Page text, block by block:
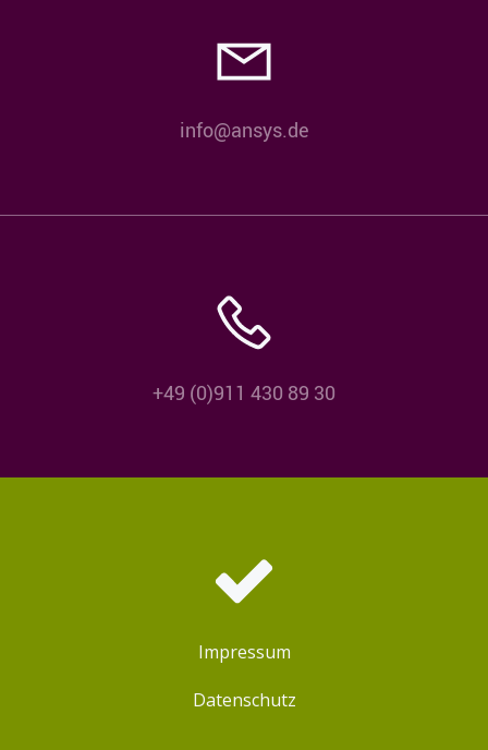
info@ansys.de
+49 (0)911 430 89 30
Impressum
Datenschutz